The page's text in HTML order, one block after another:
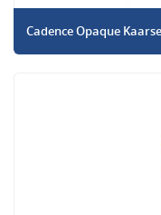
Cadence Opaque